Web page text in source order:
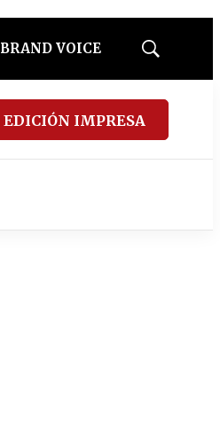
BRAND VOICE
Mostrar
EDICIÓN IMPRESA